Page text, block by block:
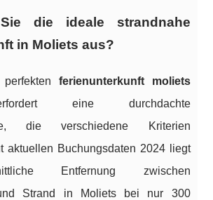
die ideale strandnahe
in Moliets aus?
ferienunterkunft moliets
eine durchdachte
die verschiedene Kriterien
aktuellen Buchungsdaten 2024 liegt
Entfernung zwischen
Strand in Moliets bei nur 300